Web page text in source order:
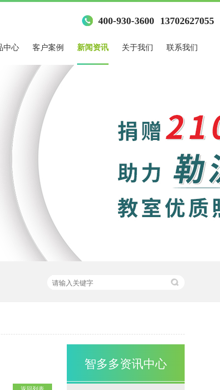
400-930-3600 13702627055
中心 客户案例 新闻资讯 关于我们 联系我们
返回列表
智多多资讯中心